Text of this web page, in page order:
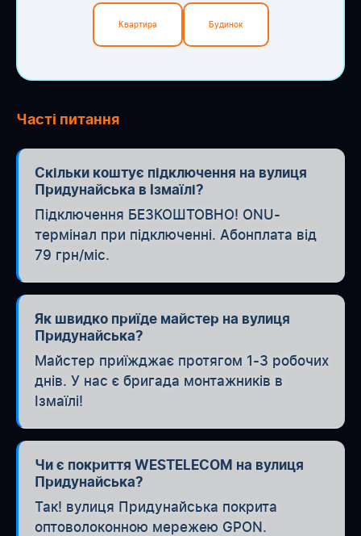
Квартира Будинок
Часті питання
Скільки коштує підключення на вулиця
Придунайська в Ізмаїлі?
Підключення БЕЗКОШТОВНО! ONU-
термінал при підключенні. Абонплата від
79 грн/міс.
Як швидко приїде майстер на вулиця
Придунайська?
Майстер приїжджає протягом 1-3 робочих
днів. У нас є бригада монтажників в
Ізмаїлі!
Чи є покриття WESTELECOM на вулиця
Придунайська?
Так! вулиця Придунайська покрита
оптоволоконною мережею GPON.